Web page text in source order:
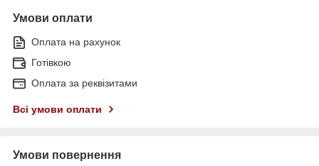
Умови оплати
Оплата на рахунок
Готівкою
Оплата за реквізитами
Всі умови оплати
Умови повернення